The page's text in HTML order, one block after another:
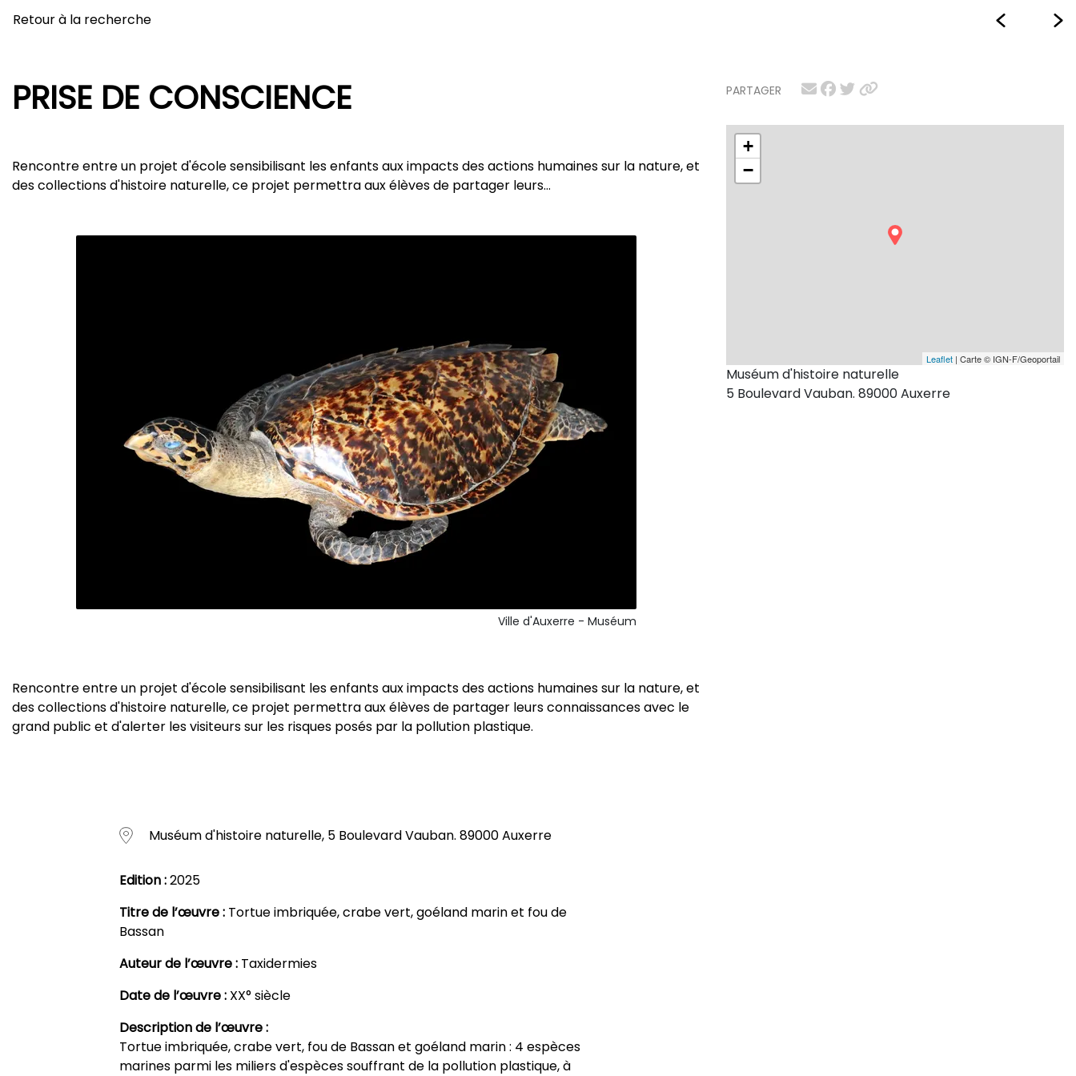
Retour à la recherche
PARTAGER
+
−
Leaflet | Carte © IGN-F/Geoportail
Muséum d'histoire naturelle
5 Boulevard Vauban. 89000 Auxerre
PRISE DE CONSCIENCE
Rencontre entre un projet d'école sensibilisant les enfants aux impacts des actions humaines sur la nature, et
des collections d'histoire naturelle, ce projet permettra aux élèves de partager leurs…
Ville d'Auxerre - Muséum
Rencontre entre un projet d'école sensibilisant les enfants aux impacts des actions humaines sur la nature, et
des collections d'histoire naturelle, ce projet permettra aux élèves de partager leurs connaissances avec le
grand public et d'alerter les visiteurs sur les risques posés par la pollution plastique.
Muséum d'histoire naturelle, 5 Boulevard Vauban. 89000 Auxerre
Edition :2025
Titre de l’œuvre : Tortue imbriquée, crabe vert, goéland marin et fou de
Bassan
Auteur de l’œuvre : Taxidermies
Date de l’œuvre : XX° siècle
Description de l’œuvre :
Tortue imbriquée, crabe vert, fou de Bassan et goéland marin : 4 espèces
marines parmi les miliers d'espèces souffrant de la pollution plastique, à